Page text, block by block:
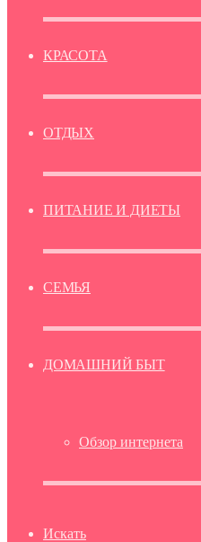
КРАСОТА
ОТДЫХ
ПИТАНИЕ И ДИЕТЫ
СЕМЬЯ
ДОМАШНИЙ БЫТ
Обзор интернета
Искать